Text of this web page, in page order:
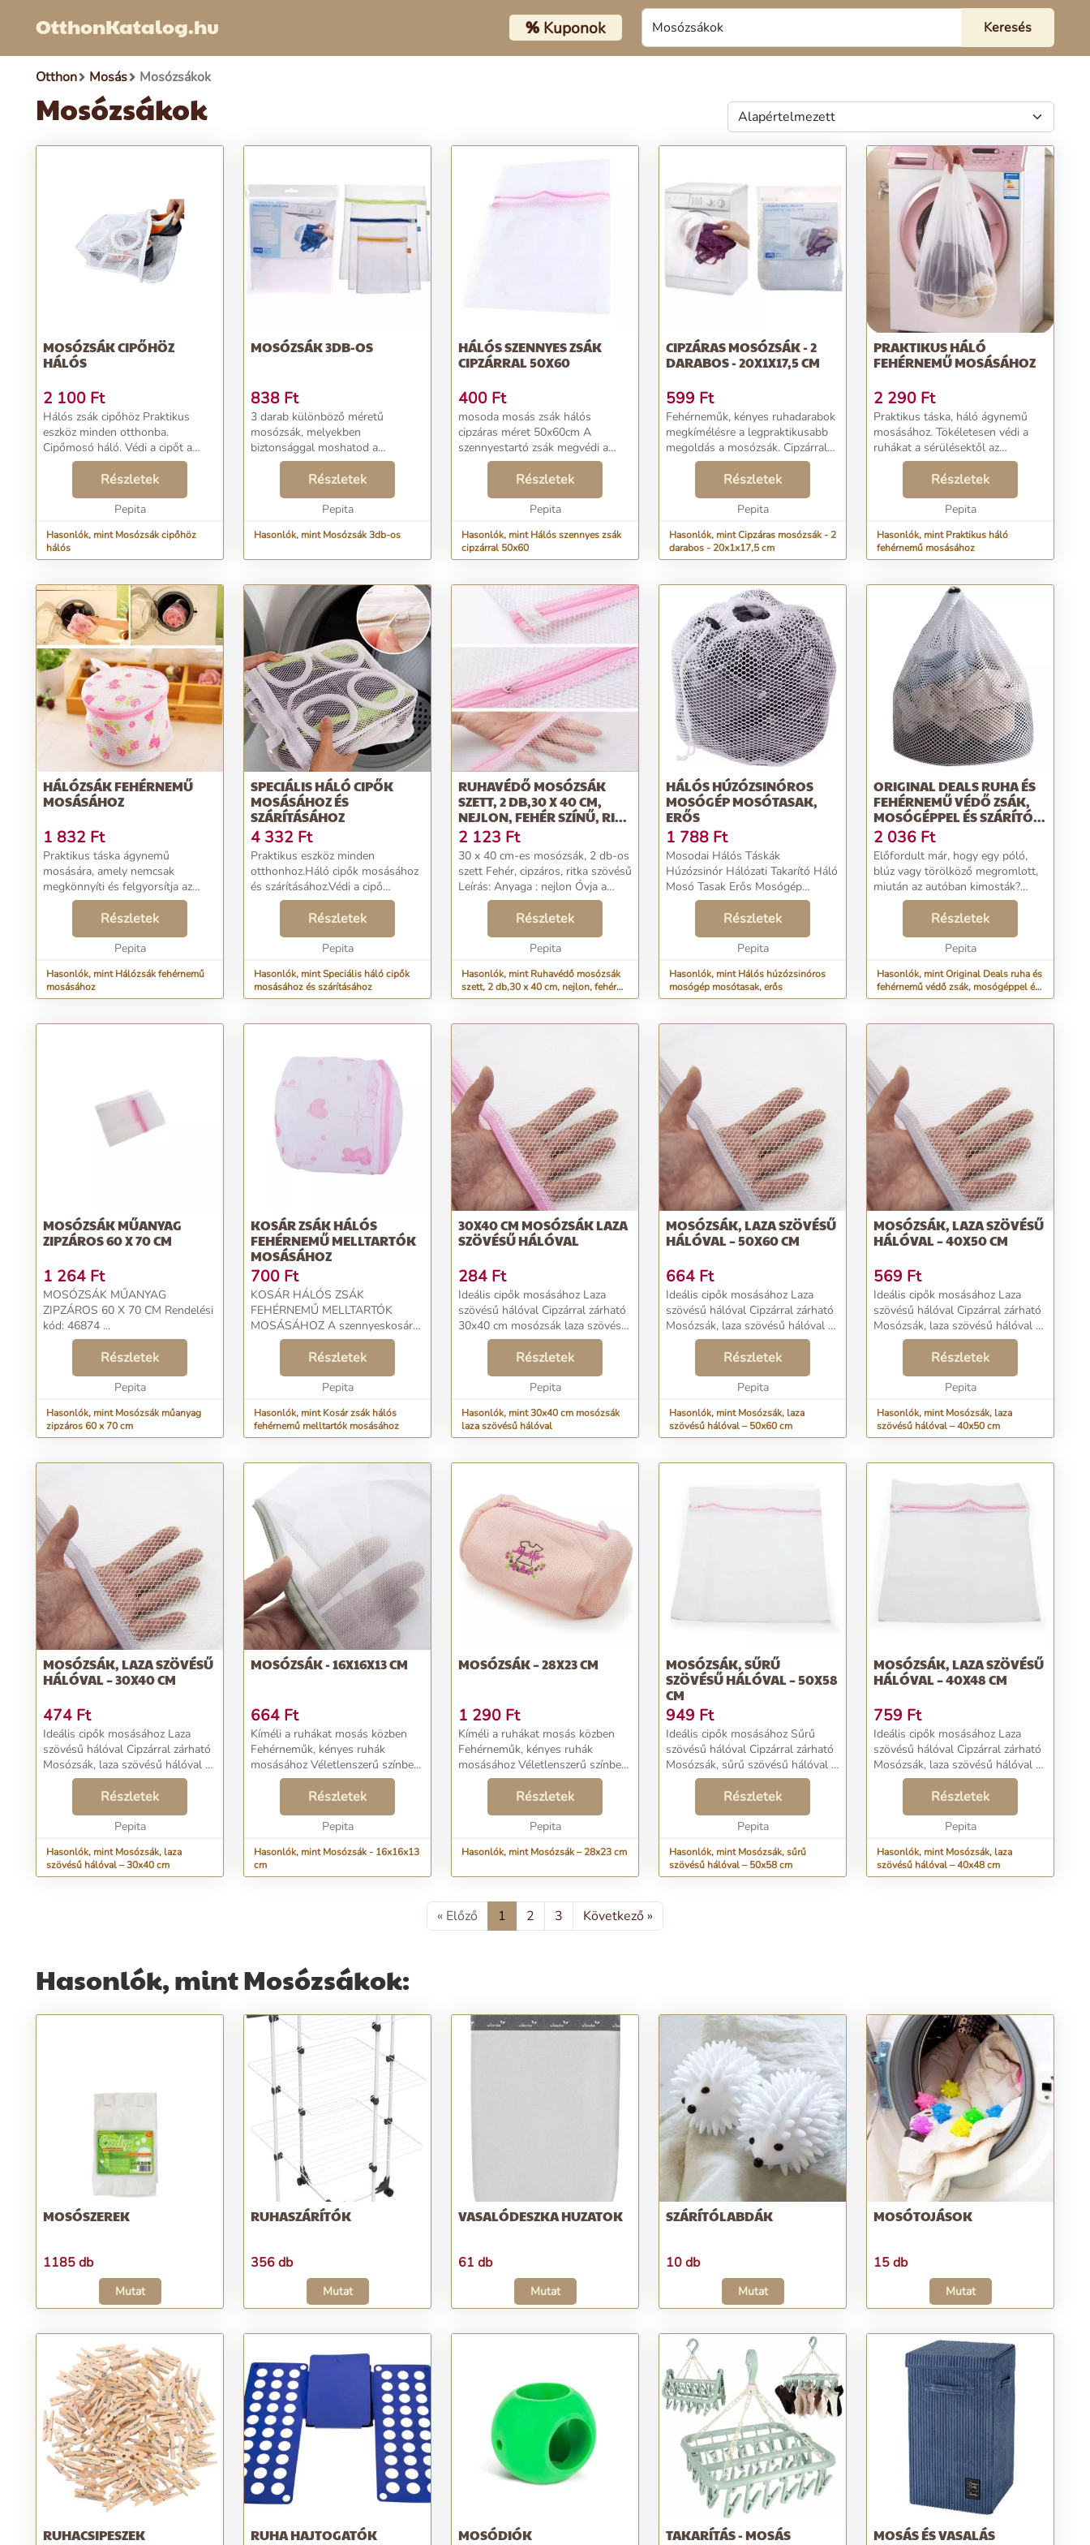
OtthonKatalog.hu %Kuponok
Otthon Mosás Mosózsákok
Mosózsákok
MOSÓZSÁK CIPŐHÖZ
HÁLÓS
2 100 Ft
Hálós zsák cipőhöz Praktikus
eszköz minden otthonba.
Cipőmosó háló. Védi a cipőt a
károsodástól a mosógépben való
mosáskor. A háló cipőszárítóként
is használható. Praktikus hurokkal
van ellátva, amel...
Részletek
Pepita
Hasonlók, mint Mosózsák cipőhöz
hálós
MOSÓZSÁK 3DB-OS
838 Ft
3 darab különböző méretű
mosózsák, melyekben
biztonsággal moshatod a
kényesebb ruhadarabokat is....
Részletek
Pepita
Hasonlók, mint Mosózsák 3db-os
HÁLÓS SZENNYES ZSÁK
CIPZÁRRAL 50X60
400 Ft
mosoda mosás zsák hálós
cipzáras méret 50x60cm A
szennyestartó zsák megvédi a
ruhadarabokat a mosás közbeni
gyűrődéstől. Emellett
megakadályozza, hogy a kisebb
ruhadarabok, fehérneműk vagy
Részletek
Pepita
Hasonlók, mint Hálós szennyes zsák
cipzárral 50x60
CIPZÁRAS MOSÓZSÁK - 2
DARABOS - 20X1X17,5 CM
599 Ft
Fehérneműk, kényes ruhadarabok
megkímélésre a legpraktikusabb
megoldás a mosózsák. Cipzárral
nyílik. Méret: 20x1x17,5. Színe:
Részletek
Pepita
Hasonlók, mint Cipzáras mosózsák - 2
darabos - 20x1x17,5 cm
PRAKTIKUS HÁLÓ
FEHÉRNEMŰ MOSÁSÁHOZ
2 290 Ft
Praktikus táska, háló ágynemű
mosásához. Tökéletesen védi a
ruhákat a sérülésektől az
automatikus mosógépben történő
mosás során. Praktikus
zsinórzáróval van felszerelve,
amely megakadályozza a dolgok...
Részletek
Pepita
Hasonlók, mint Praktikus háló
fehérnemű mosásához
HÁLÓZSÁK FEHÉRNEMŰ
MOSÁSÁHOZ
1 832 Ft
Praktikus táska ágynemű
mosására, amely nemcsak
megkönnyíti és felgyorsítja az
ágynemű mosását, hanem
megakadályozza az anyag
károsodását és kiömlését.Cipzárral
rögzítve, aminek következtében
Részletek
Pepita
Hasonlók, mint Hálózsák fehérnemű
mosásához
SPECIÁLIS HÁLÓ CIPŐK
MOSÁSÁHOZ ÉS
SZÁRÍTÁSÁHOZ
4 332 Ft
Praktikus eszköz minden
otthonhoz.Háló cipők mosásához
és szárításához.Védi a cipő
károsodását a mosógépben
történő mosás során.Méretek: 28
cm x 27 cmSzín: fehér...
Részletek
Pepita
Hasonlók, mint Speciális háló cipők
mosásához és szárításához
RUHAVÉDŐ MOSÓZSÁK
SZETT, 2 DB,30 X 40 CM,
NEJLON, FEHÉR SZÍNŰ, RI...
2 123 Ft
30 x 40 cm-es mosózsák, 2 db-os
szett Fehér, cipzáros, ritka szövésű
Leírás: Anyaga : nejlon Óvja a
ruhákat attól, hogy a mosógépben
más ruhákkal együtt
becsomagolják. Védje a ruhákat,
csökkentse a g...
Részletek
Pepita
Hasonlók, mint Ruhavédő mosózsák
szett, 2 db,30 x 40 cm, nejlon, fehér
színű, ri...
HÁLÓS HÚZÓZSINÓROS
MOSÓGÉP MOSÓTASAK,
ERŐS
1 788 Ft
Mosodai Hálós Táskák
Húzózsinór Hálózati Takarító Háló
Mosó Tasak Erős Mosógép
Vastag Táska Melltartó Csomag.
Mosodai hálós táskák húzózsinór
hálózati takarító háló mosó tasak
Részletek
Pepita
Hasonlók, mint Hálós húzózsinóros
mosógép mosótasak, erős
ORIGINAL DEALS RUHA ÉS
FEHÉRNEMŰ VÉDŐ ZSÁK,
MOSÓGÉPPEL ÉS SZÁRÍTÓ...
2 036 Ft
Előfordult már, hogy egy póló,
blúz vagy törölköző megromlott,
miután az autóban kimosták?
Szeretné, hogy ez soha többé ne
forduljon elő, és hogy kedvenc
ruhadarabjai sok mosás után is
tovább megmara...
Részletek
Pepita
Hasonlók, mint Original Deals ruha és
fehérnemű védő zsák, mosógéppel és
szárító...
MOSÓZSÁK MŰANYAG
ZIPZÁROS 60 X 70 CM
1 264 Ft
MOSÓZSÁK MŰANYAG
ZIPZÁROS 60 X 70 CM Rendelési
kód: 46874 ...
Részletek
Pepita
Hasonlók, mint Mosózsák műanyag
zipzáros 60 x 70 cm
KOSÁR ZSÁK HÁLÓS
FEHÉRNEMŰ MELLTARTÓK
MOSÁSÁHOZ
700 Ft
KOSÁR HÁLÓS ZSÁK
FEHÉRNEMŰ MELLTARTÓK
MOSÁSÁHOZ A szennyeskosár
megvédi a kényes melltartókat
mosás, öblítés és centrifugálás
közben. A fehérneműket és
zoknikat is megóvja a mosás
Részletek
Pepita
Hasonlók, mint Kosár zsák hálós
fehérnemű melltartók mosásához
30X40 CM MOSÓZSÁK LAZA
SZÖVÉSŰ HÁLÓVAL
284 Ft
Ideális cipők mosásához Laza
szövésű hálóval Cipzárral zárható
30x40 cm mosózsák laza szövésű
hálóval Szeretnéd kimosni a
cipőidet a mosógépben? A laza
szövésű hálóval rendelkező
mosózsák megvédi...
Részletek
Pepita
Hasonlók, mint 30x40 cm mosózsák
laza szövésű hálóval
MOSÓZSÁK, LAZA SZÖVÉSŰ
HÁLÓVAL – 50X60 CM
664 Ft
Ideális cipők mosásához Laza
szövésű hálóval Cipzárral zárható
Mosózsák, laza szövésű hálóval –
50x60 cm Szeretnéd kimosni a
cipőidet a mosógépben? A laza
szövésű hálóval rendelkező
mosózsák megv...
Részletek
Pepita
Hasonlók, mint Mosózsák, laza
szövésű hálóval – 50x60 cm
MOSÓZSÁK, LAZA SZÖVÉSŰ
HÁLÓVAL – 40X50 CM
569 Ft
Ideális cipők mosásához Laza
szövésű hálóval Cipzárral zárható
Mosózsák, laza szövésű hálóval –
40x50 cm Szeretnéd kimosni a
cipőidet a mosógépben? A laza
szövésű hálóval rendelkező
mosózsák megv...
Részletek
Pepita
Hasonlók, mint Mosózsák, laza
szövésű hálóval – 40x50 cm
MOSÓZSÁK, LAZA SZÖVÉSŰ
HÁLÓVAL – 30X40 CM
474 Ft
Ideális cipők mosásához Laza
szövésű hálóval Cipzárral zárható
Mosózsák, laza szövésű hálóval –
30x40 cm Szeretnéd kimosni a
cipőidet a mosógépben? A laza
szövésű hálóval rendelkező
mosózsák megv...
Részletek
Pepita
Hasonlók, mint Mosózsák, laza
szövésű hálóval – 30x40 cm
MOSÓZSÁK - 16X16X13 CM
664 Ft
Kíméli a ruhákat mosás közben
Fehérneműk, kényes ruhák
mosásához Véletlenszerű színben
küldjük Mosózsák - 16x16x13 cm
Szeretnéd a fehérneműket,
zoknikat és kényesebb holmikat
megkímélni mosás köz...
Részletek
Pepita
Hasonlók, mint Mosózsák - 16x16x13
cm
MOSÓZSÁK – 28X23 CM
1 290 Ft
Kíméli a ruhákat mosás közben
Fehérneműk, kényes ruhák
mosásához Véletlenszerű színben
küldjük Mosózsák – 28x23 cm
Szeretnéd a fehérneműket,
zoknikat és kényesebb holmikat
megkímélni mosás kö...
Részletek
Pepita
Hasonlók, mint Mosózsák – 28x23 cm
MOSÓZSÁK, SŰRŰ
SZÖVÉSŰ HÁLÓVAL – 50X58
CM
949 Ft
Ideális cipők mosásához Sűrű
szövésű hálóval Cipzárral zárható
Mosózsák, sűrű szövésű hálóval –
50x58 cm Szeretnéd kimosni a
cipőidet a mosógépben? A sűrű
szövésű hálóval rendelkező
Részletek
Pepita
Hasonlók, mint Mosózsák, sűrű
szövésű hálóval – 50x58 cm
MOSÓZSÁK, LAZA SZÖVÉSŰ
HÁLÓVAL – 40X48 CM
759 Ft
Ideális cipők mosásához Laza
szövésű hálóval Cipzárral zárható
Mosózsák, laza szövésű hálóval –
40x48 cm Szeretnéd kimosni a
cipőidet a mosógépben? A laza
szövésű hálóval rendelkező
Részletek
Pepita
Hasonlók, mint Mosózsák, laza
szövésű hálóval – 40x48 cm
« Előző 1 2 3 Következő »
Hasonlók, mint Mosózsákok:
MOSÓSZEREK
1185 db
Mutat
RUHASZÁRÍTÓK
356 db
Mutat
VASALÓDESZKA HUZATOK
61 db
Mutat
SZÁRÍTÓLABDÁK
10 db
Mutat
MOSÓTOJÁSOK
15 db
Mutat
RUHACSIPESZEK RUHA HAJTOGATÓK MOSÓDIÓK TAKARÍTÁS - MOSÁS MOSÁS ÉS VASALÁS